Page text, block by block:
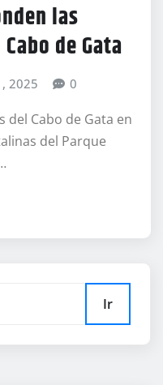
las
de Gata
2025 0
del Cabo de Gata en
del Parque
Ir